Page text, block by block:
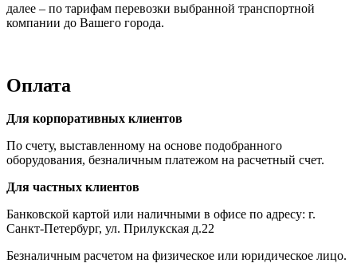
далее – по тарифам перевозки выбранной транспортной
компании до Вашего города.
Оплата
Для корпоративных клиентов
По счету, выставленному на основе подобранного
оборудования, безналичным платежом на расчетный счет.
Для частных клиентов
Банковской картой или наличными в офисе по адресу: г.
Санкт-Петербург, ул. Прилукская д.22
Безналичным расчетом на физическое или юридическое лицо.